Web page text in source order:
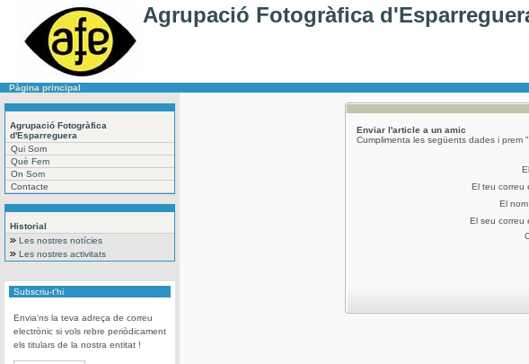
Agrupació Fotogràfica
Pàgina principal
Agrupació Fotogràfica
d'Esparreguera
Qui Som
Què Fem
On Som
Contacte
Historial
Les nostres notícies
Les nostres activitats
Subscriu-t'hi
Envia'ns la teva adreça de correu
electrònic si vols rebre periòdicament
els titulars de la nostra entitat !
Enviar l'article a un amic
Cumplimenta les següents dades i prem
El teu correu
El
El seu correu